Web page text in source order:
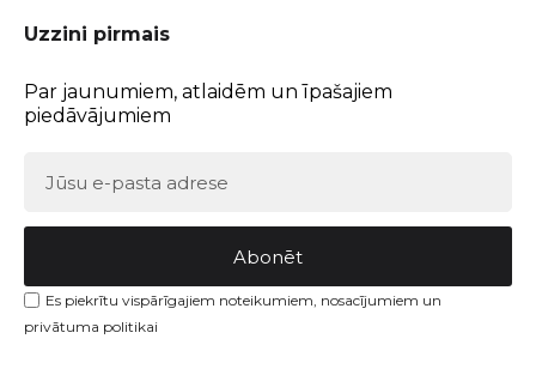
Uzzini pirmais
Par jaunumiem, atlaidēm un īpašajiem
piedāvājumiem
Abonēt
Es piekrītu vispārīgajiem noteikumiem, nosacījumiem un
privātuma politikai